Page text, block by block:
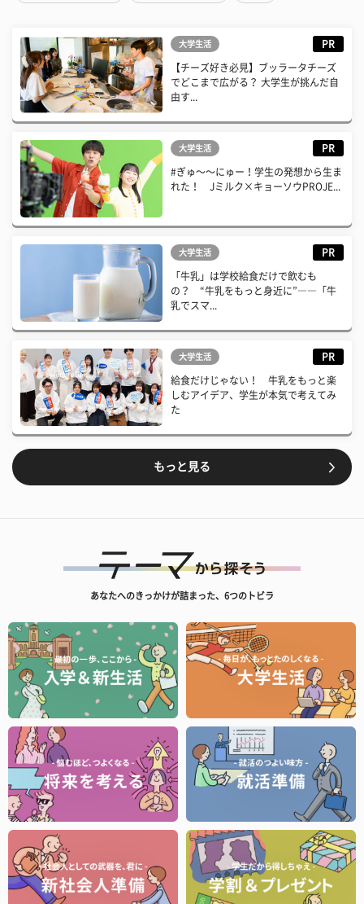
大学生活 PR
【チーズ好き必見】ブッラータチーズ
でどこまで広がる？ 大学生が挑んだ自
由す...
大学生活 PR
#ぎゅ〜〜にゅー！学生の発想から生ま
れた！ Jミルク×キョーソウPROJE...
大学生活 PR
「牛乳」は学校給食だけで飲むも
の？ “牛乳をもっと身近に”――「牛
乳でスマ...
大学生活 PR
給食だけじゃない！ 牛乳をもっと楽
しむアイデア、学生が本気で考えてみ
た
もっと見る
あなたへのきっかけが詰まった、6つのトビラ